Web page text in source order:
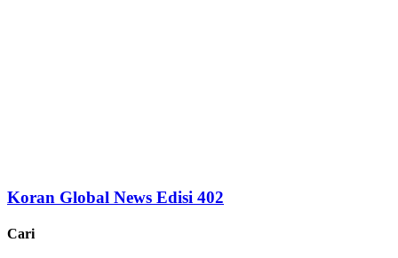
Koran Global News Edisi 402
Cari